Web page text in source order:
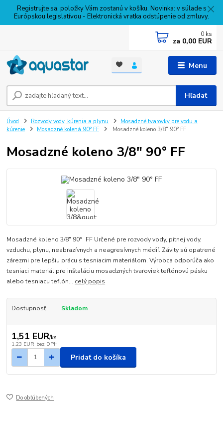
Registrujte sa, položky Vám zostanú v košíku. Novinka: v súlade s
Európskou legislatívou - Elektronická vratka odstúpenie od zmluvy.
Menu
Hľadať
0 ks
za 0,00 EUR
Úvod Rozvody vody, kúrenia a plynu
Mosadzné tvarovky pre vodu a
kúrenie
Mosadzné kolená 90° FF Mosadzné koleno 3/8" 90° FF
Mosadzné koleno 3/8" 90° FF
Mosadzné koleno 3/8" 90° FF Určené pre rozvody vody, pitnej vody,
vzduchu, plynu, neabrazívnych a neagresívnych médií. Závity sú opatrené
zárezmi pre lepšiu prácu s tesniacim materiálom. Výrobca odporúča ako
tesniaci materiál pre inštaláciu mosadzných tvaroviek teflónovú pásku
alebo tesniacu teflón... celý popis
Dostupnosť Skladom
1,51 EUR/ks
1,23 EUR bez DPH
Pridať do košíka
Do obľúbených